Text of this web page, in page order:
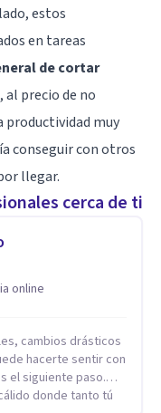
estos
en tareas
de cortar
, al precio de no
muy
conseguir con otros
llegar.
cerca de ti
online
cambios drásticos
hacerte sentir con
el siguiente paso.
donde tanto tú